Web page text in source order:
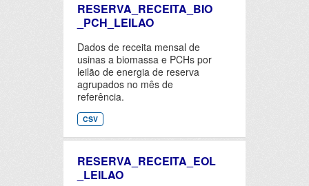
RESERVA_RECEITA_BIO
_PCH_LEILAO
Dados de receita mensal de
usinas a biomassa e PCHs por
leilão de energia de reserva
agrupados no mês de
referência.
CSV
RESERVA_RECEITA_EOL
_LEILAO